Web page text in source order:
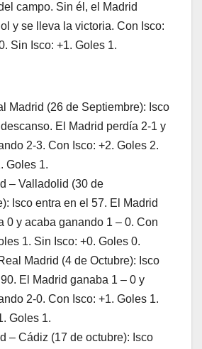
campo. Sin él, el Madrid
y se lleva la victoria. Con Isco:
Sin Isco: +1. Goles 1.
Madrid (26 de Septiembre): Isco
El Madrid perdía 2-1 y
2-3. Con Isco: +2. Goles 2.
Goles 1.
– Valladolid (30 de
Isco entra en el 57. El Madrid
0 y acaba ganando 1 – 0. Con
1. Sin Isco: +0. Goles 0.
Madrid (4 de Octubre): Isco
El Madrid ganaba 1 – 0 y
2-0. Con Isco: +1. Goles 1.
Goles 1.
– Cádiz (17 de octubre): Isco